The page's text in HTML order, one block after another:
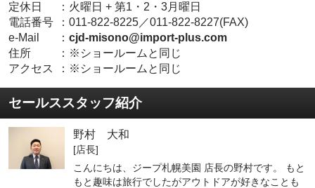
定休日
： 火曜日 + 第1・2・3月曜日
電話番号
： 011-822-8225／011-822-8227(FAX)
e-Mail
： cjd-misono@import-plus.com
住所
： ※ショールームと同じ
アクセス
： ※ショールームと同じ
セールススタッフ紹介
野村 大和
[店長]
こんにちは、ジープ札幌美園 店長の野村です。 もと
もと趣味は旅行でしたがアウトドアが好きなことも